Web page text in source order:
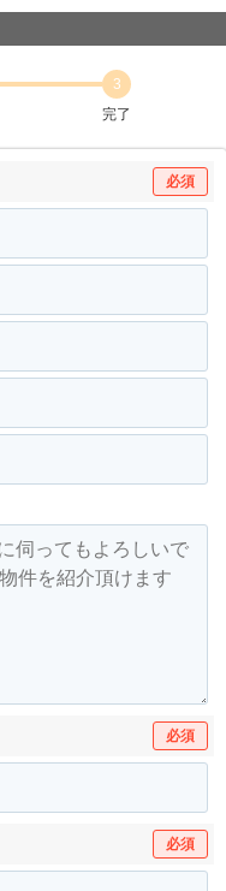
3
完了
必須
必須
必須